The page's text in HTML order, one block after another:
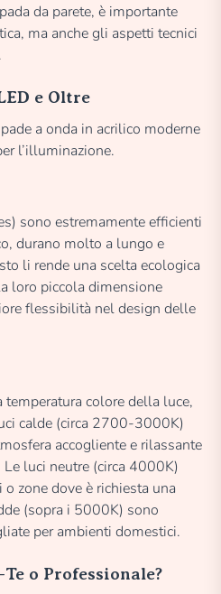
da parete, è importante
ma anche gli aspetti tecnici
e Oltre
a onda in acrilico moderne
l’illuminazione.
sono estremamente efficienti
durano molto a lungo e
li rende una scelta ecologica
loro piccola dimensione
flessibilità nel design delle
temperatura colore della luce,
calde (circa 2700-3000K)
accogliente e rilassante
luci neutre (circa 4000K)
zone dove è richiesta una
(sopra i 5000K) sono
per ambienti domestici.
o Professionale?